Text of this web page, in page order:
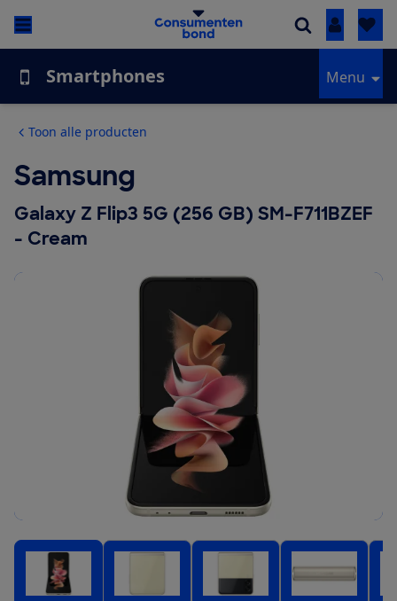
Inloggen
Smartphones Menu
Toon alle producten
Samsung
Galaxy Z Flip3 5G (256 GB) SM-F711BZEF
- Cream